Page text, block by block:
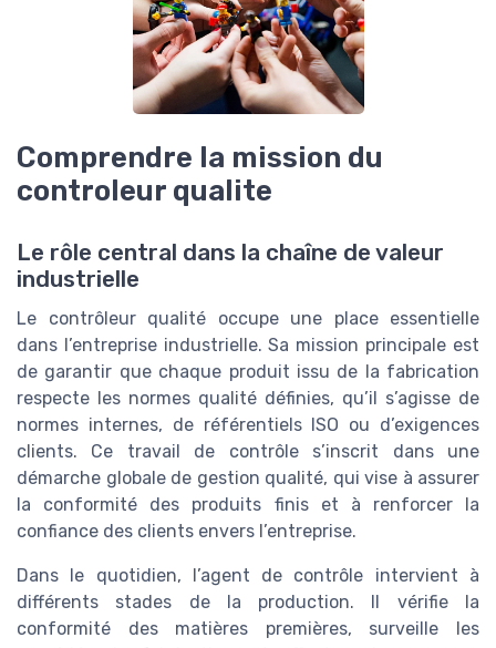
Comprendre la mission du
controleur qualite
Le rôle central dans la chaîne de valeur
industrielle
Le contrôleur qualité occupe une place essentielle
dans l’entreprise industrielle. Sa mission principale est
de garantir que chaque produit issu de la fabrication
respecte les normes qualité définies, qu’il s’agisse de
normes internes, de référentiels ISO ou d’exigences
clients. Ce travail de contrôle s’inscrit dans une
démarche globale de gestion qualité, qui vise à assurer
la conformité des produits finis et à renforcer la
confiance des clients envers l’entreprise.
Dans le quotidien, l’agent de contrôle intervient à
différents stades de la production. Il vérifie la
conformité des matières premières, surveille les